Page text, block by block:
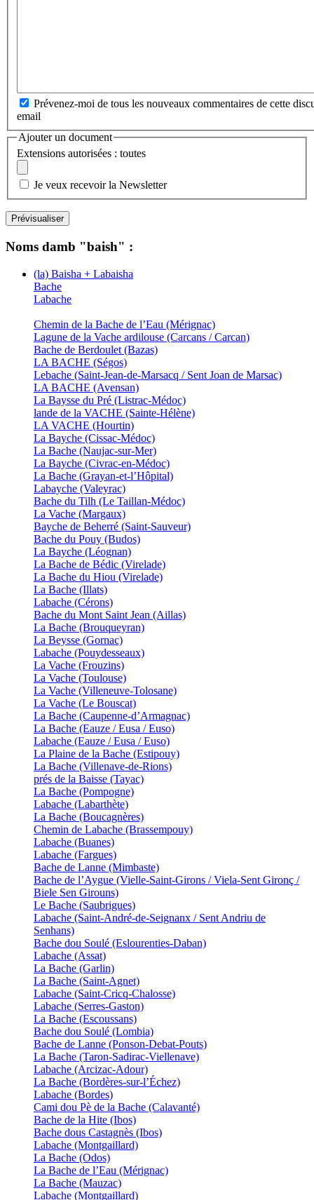
Prévenez-moi de tous les nouveaux commentaires de cette
email
Ajouter un document
Extensions autorisées : toutes
Je veux recevoir la Newsletter
Noms damb "baish" :
(la) Baisha + Labaisha
Bache
Labache
Chemin de la Bache de l’Eau (Mérignac)
Lagune de la Vache ardilouse (Carcans / Carcan)
Bache de Berdoulet (Bazas)
LA BACHE (Ségos)
Lebache (Saint-Jean-de-Marsacq / Sent Joan de Marsac)
LA BACHE (Avensan)
La Baysse du Pré (Listrac-Médoc)
lande de la VACHE (Sainte-Hélène)
LA VACHE (Hourtin)
La Bayche (Cissac-Médoc)
La Bache (Naujac-sur-Mer)
La Bayche (Civrac-en-Médoc)
La Bache (Grayan-et-l’Hôpital)
Labayche (Valeyrac)
Bache du Tilh (Le Taillan-Médoc)
La Vache (Margaux)
Bayche de Beherré (Saint-Sauveur)
Bache du Pouy (Budos)
La Bayche (Léognan)
La Bache de Bédic (Virelade)
La Bache du Hiou (Virelade)
La Bache (Illats)
Labache (Cérons)
Bache du Mont Saint Jean (Aillas)
La Bache (Brouqueyran)
La Beysse (Gornac)
Labache (Pouydesseaux)
La Vache (Frouzins)
La Vache (Toulouse)
La Vache (Villeneuve-Tolosane)
La Vache (Le Bouscat)
La Bache (Caupenne-d’Armagnac)
La Bache (Eauze / Eusa / Euso)
Labache (Eauze / Eusa / Euso)
La Plaine de la Bache (Estipouy)
La Bache (Villenave-de-Rions)
prés de la Baisse (Tayac)
La Bache (Pompogne)
Labache (Labarthète)
La Bache (Boucagnères)
Chemin de Labache (Brassempouy)
Labache (Buanes)
Labache (Fargues)
Bache de Lanne (Mimbaste)
Bache de l’Aygue (Vielle-Saint-Girons / Viela-Sent Gironç /
Biele Sen Girouns)
Le Bache (Saubrigues)
Labache (Saint-André-de-Seignanx / Sent Andriu de
Senhans)
Bache dou Soulé (Eslourenties-Daban)
Labache (Assat)
La Bache (Garlin)
La Bache (Saint-Agnet)
Labache (Saint-Cricq-Chalosse)
Labache (Serres-Gaston)
La Bache (Escoussans)
Bache dou Soulé (Lombia)
Bache de Lanne (Ponson-Debat-Pouts)
La Bache (Taron-Sadirac-Viellenave)
Labache (Arcizac-Adour)
La Bache (Bordères-sur-l’Échez)
Labache (Bordes)
Cami dou Pè de la Bache (Calavanté)
Bache de la Hite (Ibos)
Bache dous Castagnès (Ibos)
Labache (Montgaillard)
La Bache (Odos)
La Bache de l’Eau (Mérignac)
La Bache (Mauzac)
Labache (Montgaillard)